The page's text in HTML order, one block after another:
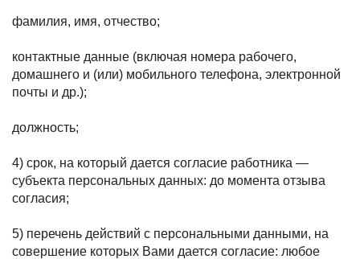
фамилия, имя, отчество;
контактные данные (включая номера рабочего,
домашнего и (или) мобильного телефона, электронной
почты и др.);
должность;
4) срок, на который дается согласие работника —
субъекта персональных данных: до момента отзыва
согласия;
5) перечень действий с персональными данными, на
совершение которых Вами дается согласие: любое